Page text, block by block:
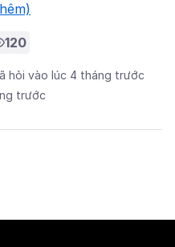
120
hỏi vào lúc 4 tháng trước
trước